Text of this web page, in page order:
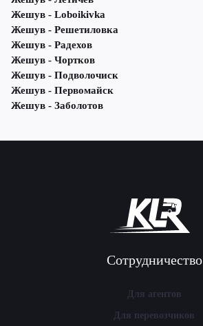
Жешув - Loboikivka
Жешув - Решетиловка
Жешув - Радехов
Жешув - Чортков
Жешув - Подволочиск
Жешув - Первомайск
Жешув - Заболотов
Сотрудничество
Для агентов
Для перевозчиков